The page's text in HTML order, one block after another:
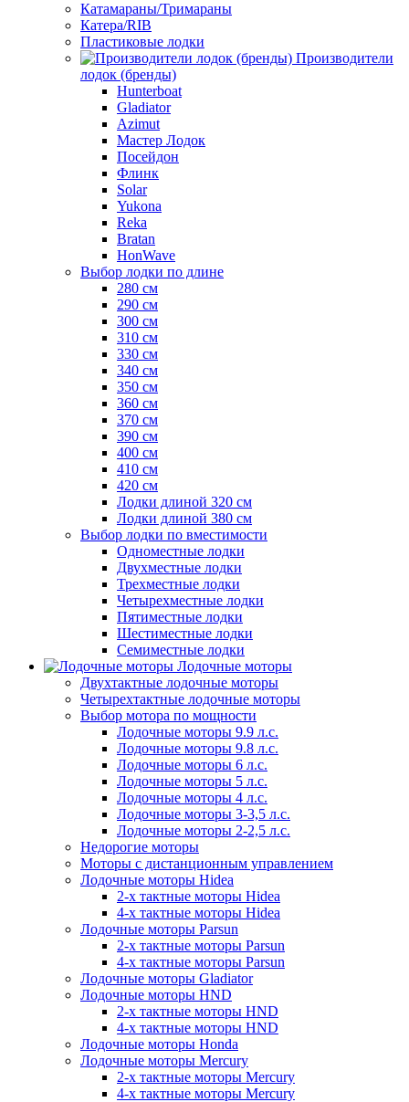
Катамараны/Тримараны
Катера/RIB
Пластиковые лодки
Производители
лодок (бренды)
Hunterboat
Gladiator
Azimut
Мастер Лодок
Посейдон
Флинк
Solar
Yukona
Reka
Bratan
HonWave
Выбор лодки по длине
280 см
290 см
300 см
310 см
330 см
340 см
350 см
360 см
370 см
390 см
400 см
410 см
420 см
Лодки длиной 320 см
Лодки длиной 380 см
Выбор лодки по вместимости
Одноместные лодки
Двухместные лодки
Трехместные лодки
Четырехместные лодки
Пятиместные лодки
Шестиместные лодки
Семиместные лодки
Лодочные моторы
Двухтактные лодочные моторы
Четырехтактные лодочные моторы
Выбор мотора по мощности
Лодочные моторы 9.9 л.с.
Лодочные моторы 9.8 л.с.
Лодочные моторы 6 л.с.
Лодочные моторы 5 л.с.
Лодочные моторы 4 л.с.
Лодочные моторы 3-3,5 л.с.
Лодочные моторы 2-2,5 л.с.
Недорогие моторы
Моторы с дистанционным управлением
Лодочные моторы Hidea
2-х тактные моторы Hidea
4-х тактные моторы Hidea
Лодочные моторы Parsun
2-х тактные моторы Parsun
4-х тактные моторы Parsun
Лодочные моторы Gladiator
Лодочные моторы HND
2-х тактные моторы HND
4-х тактные моторы HND
Лодочные моторы Honda
Лодочные моторы Mercury
2-х тактные моторы Mercury
4-х тактные моторы Mercury